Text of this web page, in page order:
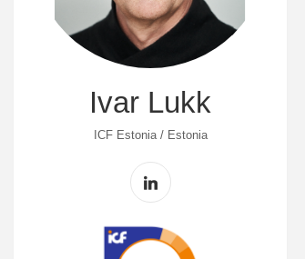
Ivar Lukk
ICF Estonia / Estonia